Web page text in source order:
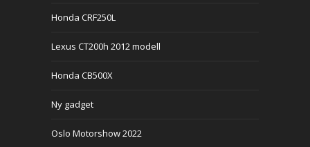
Honda CRF250L
Lexus CT200h 2012 modell
Honda CB500X
Ny gadget
Oslo Motorshow 2022